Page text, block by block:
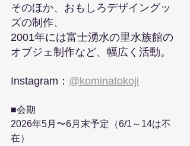
そのほか、おもしろデザイングッ
ズの制作、
2001年には富士湧水の里水族館の
オブジェ制作など、幅広く活動。
Instagram： @kominatokoji
■会期
2026年5月〜6月末予定（6/1～14は不
在）